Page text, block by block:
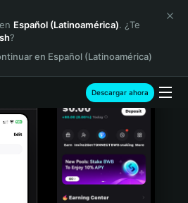
Español (Latinoamérica). ¿Te
?
en Español (Latinoamérica)
Descargar ahora